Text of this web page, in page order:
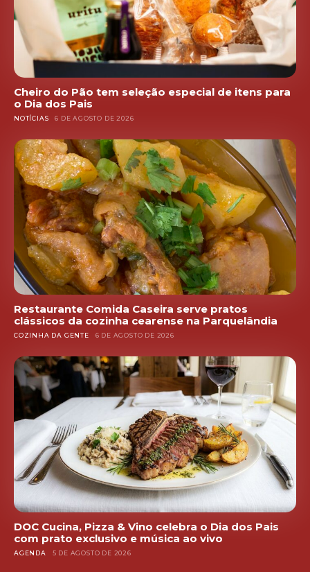
Cheiro do Pão tem seleção especial de itens para
o Dia dos Pais
NOTÍCIAS 6 DE AGOSTO DE 2026
Restaurante Comida Caseira serve pratos
clássicos da cozinha cearense na Parquelândia
COZINHA DA GENTE 6 DE AGOSTO DE 2026
DOC Cucina, Pizza & Vino celebra o Dia dos Pais
com prato exclusivo e música ao vivo
AGENDA 5 DE AGOSTO DE 2026